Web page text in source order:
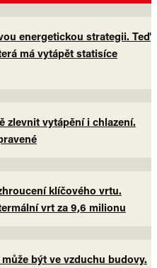
energetickou strategii. Teď
má vytápět statisíce
zlevnit vytápění i chlazení.
klíčového vrtu.
vrt za 9,6 milionu
být ve vzduchu budovy.